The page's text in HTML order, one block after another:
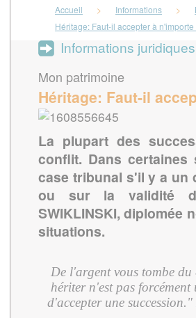
Accueil > Informations >
Héritage: Faut-il accepter à
Informations juridiques
Mon patrimoine
Héritage: Faut-il
La plupart des
conflit. Dans
case tribunal s'il y a un
ou sur la validité
SWIKLINSKI, diplomée
situations.
De l'argent vous tombe du
hériter n'est pas
d'accepter une